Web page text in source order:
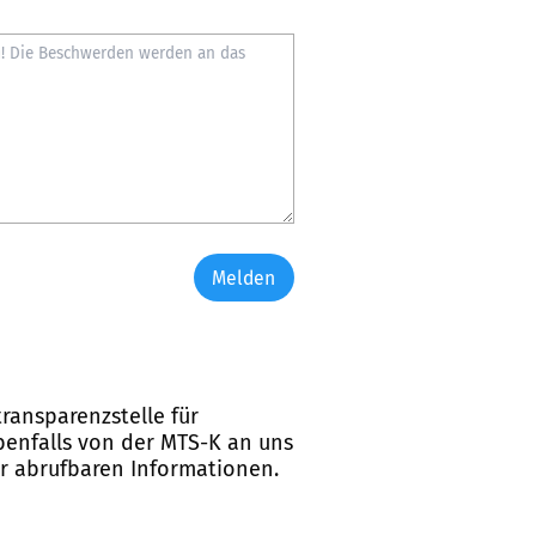
Melden
für
von der MTS-K an uns
abrufbaren Informationen.